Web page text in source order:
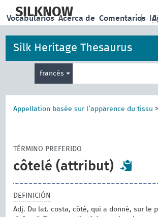
main
SILKNOW |
Vocabularios Acerca de Comentarios
Silk Heritage Thesaurus
francés
Appellation basée sur l’apparence du tissu
TÉRMINO PREFERIDO
côtelé (attribut)
DEFINICIÓN
Adj. Du lat. costa, côté, qui a donné, sur le